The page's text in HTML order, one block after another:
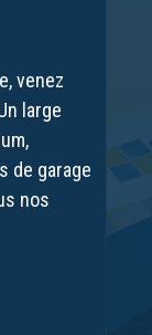
venez
large
de garage
nos